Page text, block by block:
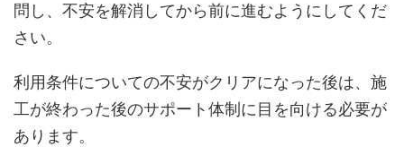
問し、不安を解消してから前に進むようにしてくだ
さい。
利用条件についての不安がクリアになった後は、施
工が終わった後のサポート体制に目を向ける必要が
あります。